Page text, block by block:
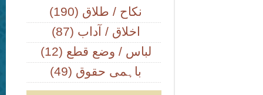
(190) نکاح / طلاق
(87) اخلاق / آداب
(12) لباس / وضع قطع
(49) باہمی حقوق